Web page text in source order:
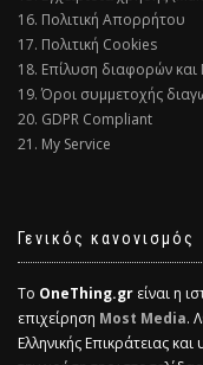
16. Πολιτική Απορρήτου
17. Πολιτική Cookies
18. Επίλυση διαφορών
19. Όροι συμμετοχής
20. GDPR Compliant
21. My Service
Γενικός κανονισμός
Το OneThing.gr είναι η
επιχείρηση Most Media.
Ελληνικής Επικράτειας